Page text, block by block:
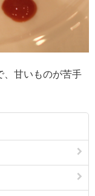
、甘いものが苦手